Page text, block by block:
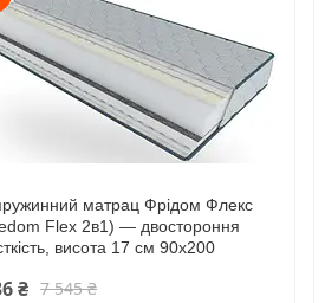
матрац Фрідом Флекс
Flex 2в1) — двостороння
висота 17 см 90х200
₴ 7 545 ₴